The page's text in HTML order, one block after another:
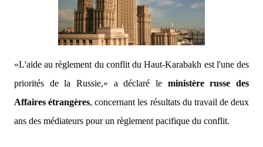
«L'aide au règlement du conflit du Haut-Karabakh est l'une des
priorités de la Russie,» a déclaré le ministère russe des
Affaires étrangères, concernant les résultats du travail de deux
ans des médiateurs pour un règlement pacifique du conflit.